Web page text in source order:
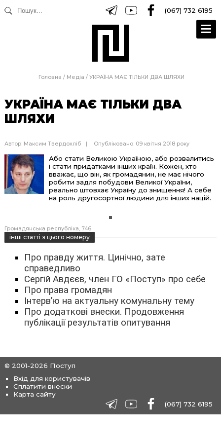
(067) 732 6195
Головна / Медіа / УКРАЇНА МАЄ ТІЛЬКИ ДВА ШЛЯХИ
УКРАЇНА МАЄ ТІЛЬКИ ДВА
ШЛЯХИ
Автор: Максим Твердохліб Опубліковано: 09 квітня 2018 року
Або стати Великою Україною, або розвалитись
і стати придатками інших країн. Кожен, хто
вважає, що він, як громадянин, не має нічого
робити задля побудови Великої України,
реально штовхає Україну до знищення! А себе
на роль другосортної людини для інших націй.
Громадянська республіка 746
інші статті з цього номеру
Про правду життя. Цинічно, зате
справедливо
Сергій Авдєєв, член ГО «Поступ» про себе
Про права громадян
Інтерв’ю на актуальну комунальну тему
Про додаткові внески. Продовження
публікації результатів опитування
© 2001-2026 Поступ
Вхід для користувачів
Сплатити внески
Карта сайту
(067) 732 6195